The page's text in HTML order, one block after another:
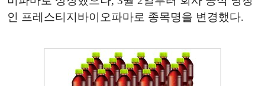
인 프레스티지바이오파마로 종목명을 변경했다.